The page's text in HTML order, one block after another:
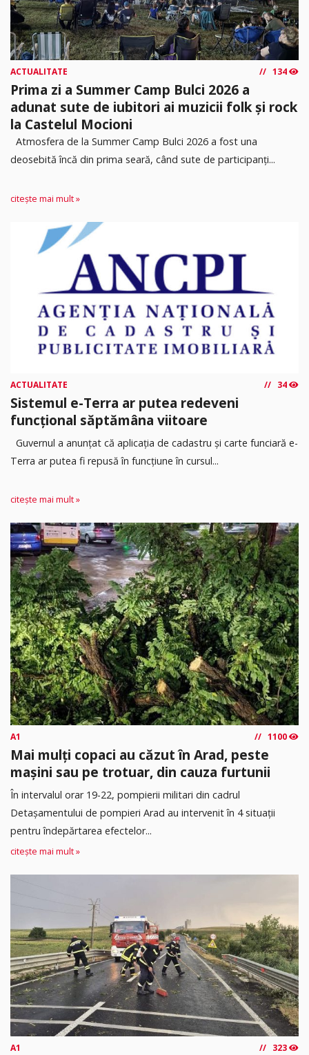
ACTUALITATE 134
Prima zi a Summer Camp Bulci 2026 a
adunat sute de iubitori ai muzicii folk și rock
la Castelul Mocioni
Atmosfera de la Summer Camp Bulci 2026 a fost una
deosebită încă din prima seară, când sute de participanți...
citește mai mult »
ACTUALITATE 34
Sistemul e-Terra ar putea redeveni
funcțional săptămâna viitoare
Guvernul a anunțat că aplicația de cadastru și carte funciară e-
Terra ar putea fi repusă în funcțiune în cursul...
citește mai mult »
A1 1100
Mai mulți copaci au căzut în Arad, peste
mașini sau pe trotuar, din cauza furtunii
În intervalul orar 19-22, pompierii militari din cadrul
Detașamentului de pompieri Arad au intervenit în 4 situații
pentru îndepărtarea efectelor...
citește mai mult »
A1 323